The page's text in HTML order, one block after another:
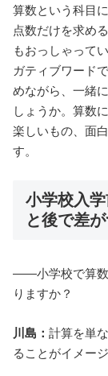
算数という科目
点数だけを求め
もおっしゃって
ガティブワード
めながら、一緒
しょうか。算数
楽しいもの、面
す。
小学校入
と後で差が
――小学校で算数
りますか？
川島： 計算を単
ることがイメー